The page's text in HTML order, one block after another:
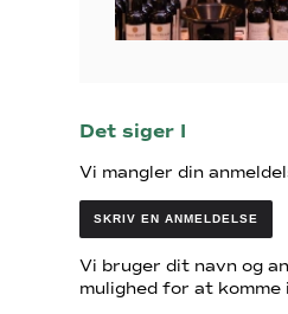
Det siger I
Vi mangler din
SKRIV EN ANMELDELSE
Vi bruger dit navn og
mulighed for at